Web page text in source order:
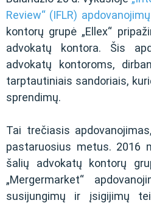
Review“ (IFLR)
kontorų grupė „Ellex“
advokatų kontora. Šis
advokatų kontoroms,
tarptautiniais sandoriais,
sprendimų.
Tai trečiasis
pastaruosius metus. 2016
šalių advokatų kontorų
„Mergermarket“
susijungimų ir įsigijimų